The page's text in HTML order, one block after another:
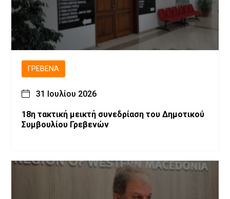
ΓΡΕΒΕΝΆ
31 Ιουλίου 2026
18η τακτική μεικτή συνεδρίαση του Δημοτικού
Συμβουλίου Γρεβενών